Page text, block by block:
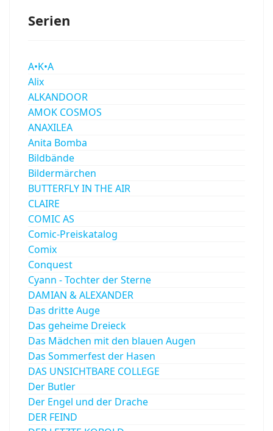
Serien
A•K•A
Alix
ALKANDOOR
AMOK COSMOS
ANAXILEA
Anita Bomba
Bildbände
Bildermärchen
BUTTERFLY IN THE AIR
CLAIRE
COMIC AS
Comic-Preiskatalog
Comix
Conquest
Cyann - Tochter der Sterne
DAMIAN & ALEXANDER
Das dritte Auge
Das geheime Dreieck
Das Mädchen mit den blauen Augen
Das Sommerfest der Hasen
DAS UNSICHTBARE COLLEGE
Der Butler
Der Engel und der Drache
DER FEIND